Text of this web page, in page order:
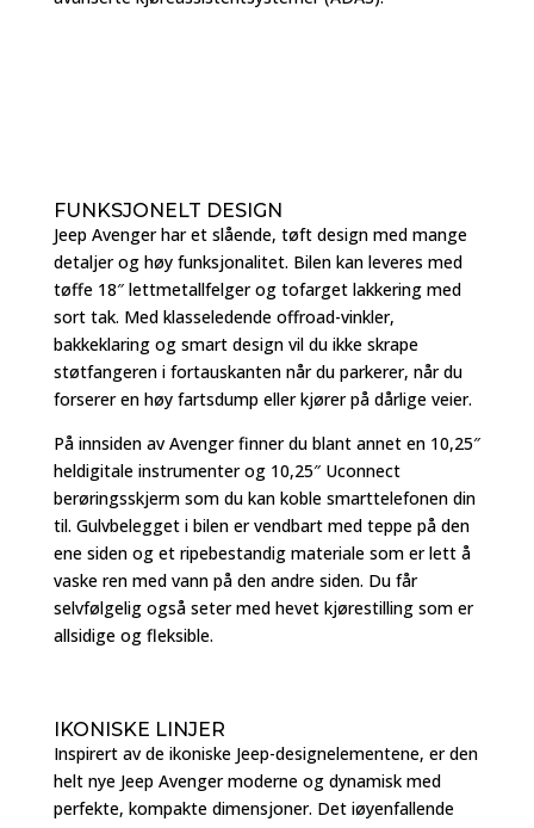
FUNKSJONELT DESIGN
Jeep Avenger har et slående, tøft design med mange
detaljer og høy funksjonalitet. Bilen kan leveres med
tøffe 18″ lettmetallfelger og tofarget lakkering med
sort tak. Med klasseledende offroad-vinkler,
bakkeklaring og smart design vil du ikke skrape
støtfangeren i fortauskanten når du parkerer, når du
forserer en høy fartsdump eller kjører på dårlige veier.
På innsiden av Avenger finner du blant annet en 10,25″
heldigitale instrumenter og 10,25″ Uconnect
berøringsskjerm som du kan koble smarttelefonen din
til. Gulvbelegget i bilen er vendbart med teppe på den
ene siden og et ripebestandig materiale som er lett å
vaske ren med vann på den andre siden. Du får
selvfølgelig også seter med hevet kjørestilling som er
allsidige og fleksible.
IKONISKE LINJER
Inspirert av de ikoniske Jeep-designelementene, er den
helt nye Jeep Avenger moderne og dynamisk med
perfekte, kompakte dimensjoner. Det iøyenfallende